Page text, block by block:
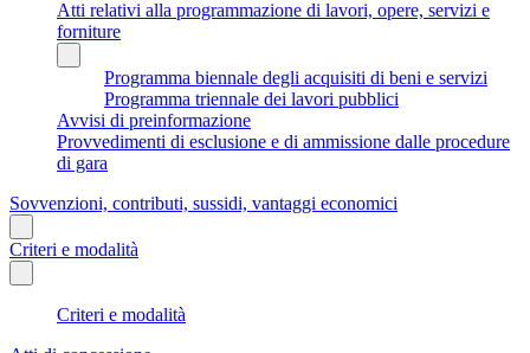
Atti relativi alla programmazione di lavori, opere, servizi e
forniture
Programma biennale degli acquisiti di beni e servizi
Programma triennale dei lavori pubblici
Avvisi di preinformazione
Provvedimenti di esclusione e di ammissione dalle procedure
di gara
Sovvenzioni, contributi, sussidi, vantaggi economici
Criteri e modalità
Criteri e modalità